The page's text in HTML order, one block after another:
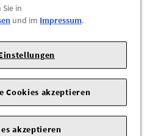
|
| Webseite:
Ersatzteil bei Ihrem Fahrzeug
Fahrgestellnummer Ihres
das Teil passt.
in
und im Impressum.
Cookies akzeptieren
akzeptieren